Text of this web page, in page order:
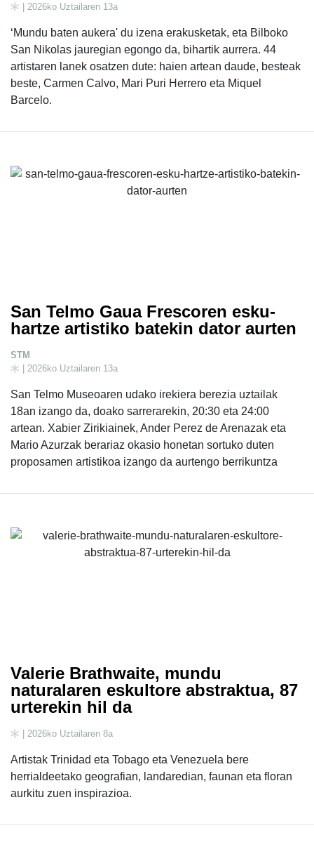
| 2026ko Uztailaren 13a
‘Mundu baten aukera' du izena erakusketak, eta Bilboko
San Nikolas jauregian egongo da, bihartik aurrera. 44
artistaren lanek osatzen dute: haien artean daude, besteak
beste, Carmen Calvo, Mari Puri Herrero eta Miquel
Barcelo.
San Telmo Gaua Frescoren esku-
hartze artistiko batekin dator aurten
STM
| 2026ko Uztailaren 13a
San Telmo Museoaren udako irekiera berezia uztailak
18an izango da, doako sarrerarekin, 20:30 eta 24:00
artean. Xabier Zirikiainek, Ander Perez de Arenazak eta
Mario Azurzak berariaz okasio honetan sortuko duten
proposamen artistikoa izango da aurtengo berrikuntza
Valerie Brathwaite, mundu
naturalaren eskultore abstraktua, 87
urterekin hil da
| 2026ko Uztailaren 8a
Artistak Trinidad eta Tobago eta Venezuela bere
herrialdeetako geografian, landaredian, faunan eta floran
aurkitu zuen inspirazioa.